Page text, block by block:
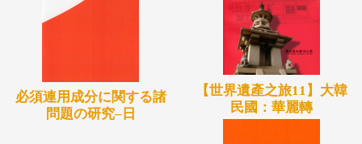
必須連用成分に関する諸
問題の研究–日
【世界遺產之旅11】大韓
民國：華麗轉